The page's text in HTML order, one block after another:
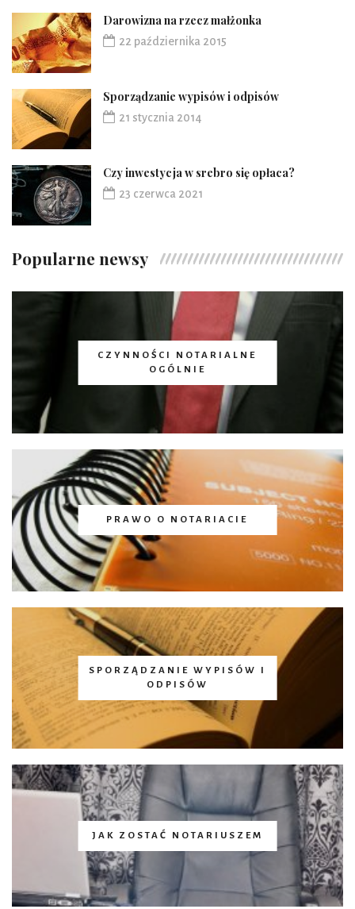
Darowizna na rzecz małżonka
22 października 2015
Sporządzanie wypisów i odpisów
21 stycznia 2014
Czy inwestycja w srebro się opłaca?
23 czerwca 2021
Popularne newsy
CZYNNOŚCI NOTARIALNE
OGÓLNIE
PRAWO O NOTARIACIE
SPORZĄDZANIE WYPISÓW I
ODPISÓW
JAK ZOSTAĆ NOTARIUSZEM